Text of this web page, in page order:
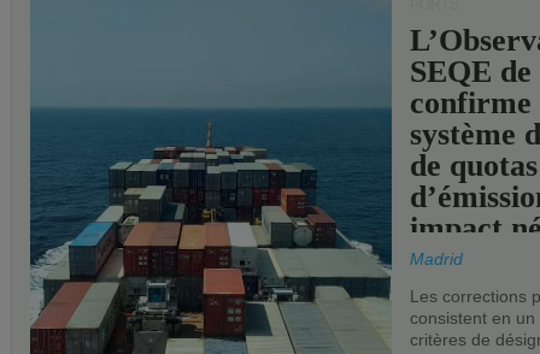
SEQE de
confirme
système
de quotas
impact
les ports
Madrid
Les corrections
consistent en
critères de